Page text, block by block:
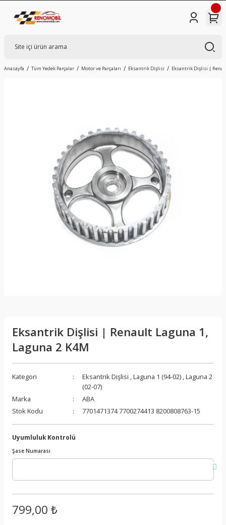
Anasayfa Tüm Yedek Parçalar Motor ve Parçaları Eksantrik Dişlisi Eksantrik Dişlisi |
Eksantrik Dişlisi | Renault Laguna 1,
Laguna 2 K4M
Kategori Eksantrik Dişlisi ,Laguna 1 (94-02) ,Laguna 2
(02-07)
Marka
ABA
Stok Kodu
7701471374 7700274413 8200808763-15
Uyumluluk Kontrolü
Şase Numarası
799,00 ₺